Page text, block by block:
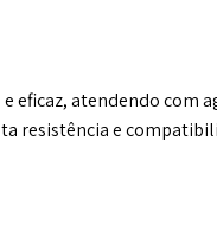
eficaz, atendendo com
resistência e